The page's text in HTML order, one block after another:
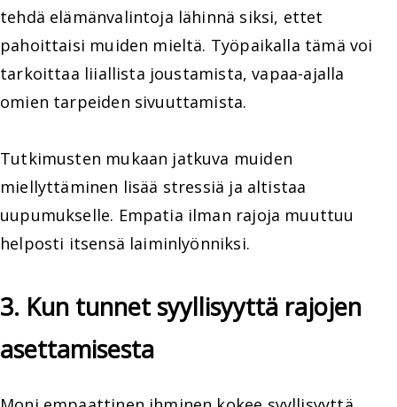
tehdä elämänvalintoja lähinnä siksi, ettet
pahoittaisi muiden mieltä. Työpaikalla tämä voi
tarkoittaa liiallista joustamista, vapaa-ajalla
omien tarpeiden sivuuttamista.
Tutkimusten mukaan jatkuva muiden
miellyttäminen lisää stressiä ja altistaa
uupumukselle. Empatia ilman rajoja muuttuu
helposti itsensä laiminlyönniksi.
3. Kun tunnet syyllisyyttä rajojen
asettamisesta